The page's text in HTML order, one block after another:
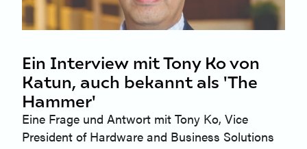
Ein Interview mit Tony Ko von
Katun, auch bekannt als 'The
Hammer'
Eine Frage und Antwort mit Tony Ko, Vice
President of Hardware and Business Solutions